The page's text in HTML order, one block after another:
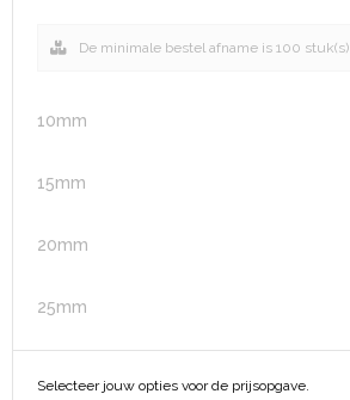
De minimale bestel afname is 100 stuk(s)
10mm
15mm
20mm
25mm
Selecteer jouw opties voor de prijsopgave.